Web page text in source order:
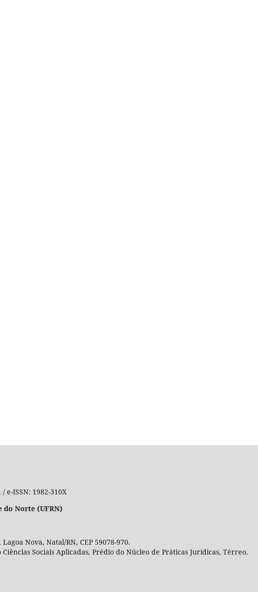
e-ISSN: 1982-310X
do Norte (UFRN)
Nova, Natal/RN, CEP 59078-970.
Sociais Aplicadas, Prédio do Núcleo de Práticas Jurídicas, Térreo.